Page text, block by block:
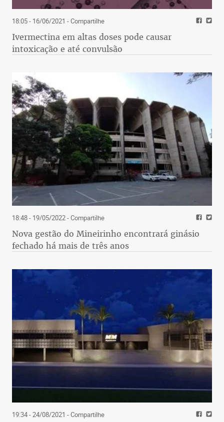
18:05 - 16/06/2021 - Compartilhe
Ivermectina em altas doses pode causar
intoxicação e até convulsão
18:48 - 19/05/2022- Compartilhe
Nova gestão do Mineirinho encontrará ginásio
fechado há mais de três anos
19:34 - 24/08/2021 - Compartilhe